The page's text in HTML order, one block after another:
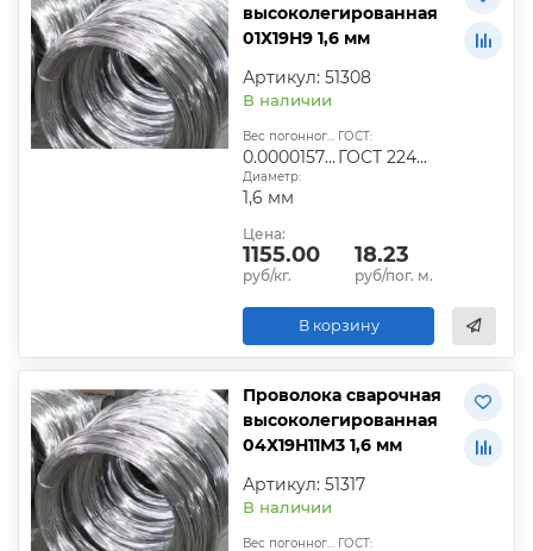
высоколегированная
01Х19Н9 1,6 мм
Артикул: 51308
В наличии
Вес погонного метра, т.:
0.0000157824
ГОСТ:
ГОСТ 2246-70
Диаметр:
1,6 мм
Цена:
1155.00
руб/кг.
18.23
руб/пог. м.
В корзину
Проволока сварочная
высоколегированная
04Х19Н11М3 1,6 мм
Артикул: 51317
В наличии
Вес погонного метра, т.: ГОСТ: